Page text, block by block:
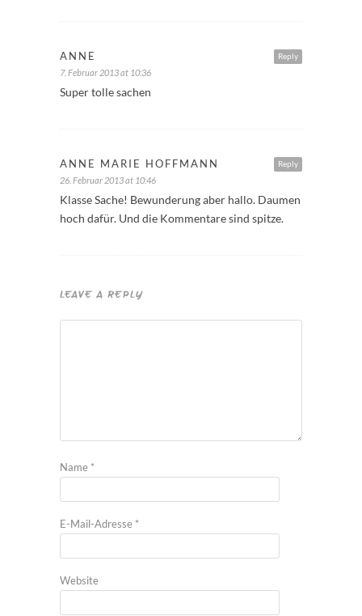
Reply
ANNE
7. Februar 2013 at 10:36
Super tolle sachen
Reply
ANNE MARIE HOFFMANN
26. Februar 2013 at 10:46
Klasse Sache! Bewunderung aber hallo. Daumen
hoch dafür. Und die Kommentare sind spitze.
LEAVE A REPLY
Name *
E-Mail-Adresse *
Website